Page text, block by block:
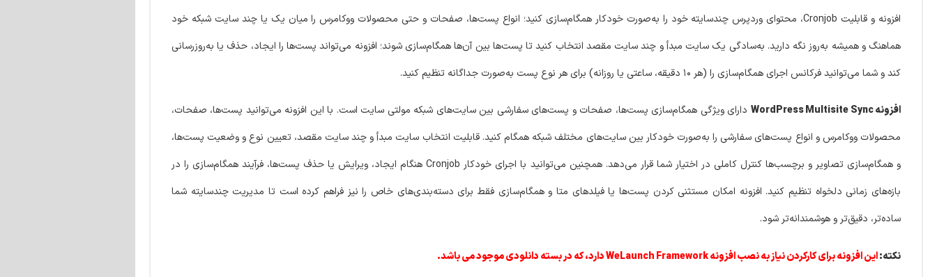
افزونه و قابلیت Cronjob، محتوای وردپرس چندسایته خود را به‌صورت خودکار همگام‌سازی کنید؛ انواع پست‌ها، صفحات و حتی محصولات ووکامرس را میان یک یا چند سایت شبکه خود
هماهنگ و همیشه به‌روز نگه دارید. به‌سادگی یک سایت مبدأ و چند سایت مقصد انتخاب کنید تا پست‌ها بین آن‌ها همگام‌سازی شوند؛ افزونه می‌تواند پست‌ها را ایجاد، حذف یا به‌روزرسانی
کند و شما می‌توانید فرکانس اجرای همگام‌سازی را (هر ۱۰ دقیقه، ساعتی یا روزانه) برای هر نوع پست به‌صورت جداگانه تنظیم کنید.
افزونه WordPress Multisite Sync
دارای ویژگی همگام‌سازی پست‌ها، صفحات و پست‌های سفارشی بین سایت‌های شبکه مولتی‌ سایت است. با این افزونه می‌توانید پست‌ها، صفحات،
محصولات ووکامرس و انواع پست‌های سفارشی را به‌صورت خودکار بین سایت‌های مختلف شبکه همگام کنید. قابلیت انتخاب سایت مبدأ و چند سایت مقصد، تعیین نوع و وضعیت پست‌ها،
و همگام‌سازی تصاویر و برچسب‌ها کنترل کاملی در اختیار شما قرار می‌دهد. همچنین می‌توانید با اجرای خودکار Cronjob هنگام ایجاد، ویرایش یا حذف پست‌ها، فرآیند همگام‌سازی را در
بازه‌های زمانی دلخواه تنظیم کنید. افزونه امکان مستثنی کردن پست‌ها یا فیلدهای متا و همگام‌سازی فقط برای دسته‌بندی‌های خاص را نیز فراهم کرده است تا مدیریت چندسایته شما
ساده‌تر، دقیق‌تر و هوشمندانه‌تر شود.
نکته:این افزونه برای کارکردن نیاز به نصب افزونه WeLaunch Framework دارد، که در بسته دانلودی موجود می باشد.